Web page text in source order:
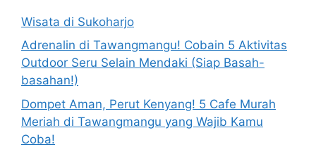
Wisata di Sukoharjo
Adrenalin di Tawangmangu! Cobain 5 Aktivitas
Outdoor Seru Selain Mendaki (Siap Basah-
basahan!)
Dompet Aman, Perut Kenyang! 5 Cafe Murah
Meriah di Tawangmangu yang Wajib Kamu
Coba!